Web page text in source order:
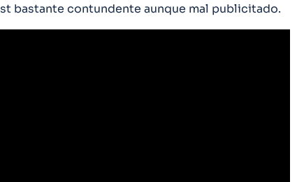
bastante contundente aunque mal publicitado.